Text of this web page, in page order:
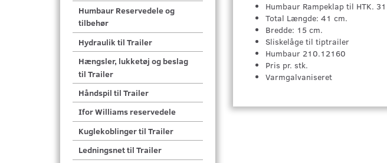
Humbaur Reservedele og
tilbehør
Hydraulik til Trailer
Hængsler, lukketøj og beslag
til Trailer
Håndspil til Trailer
Ifor Williams reservedele
Kuglekoblinger til Trailer
Ledningsnet til Trailer
Humbaur Rampeklap til HTK.
Total Længde: 41 cm.
Bredde: 15 cm.
Sliskelåge til tiptrailer
Humbaur 210.12160
Pris pr. stk.
Varmgalvaniseret